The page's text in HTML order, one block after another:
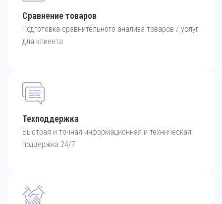
Сравнение товаров
Подготовка сравнительного анализа товаров / услуг
для клиента
Техподдержка
Быстрая и точная информационная и техническая
поддержка 24/7